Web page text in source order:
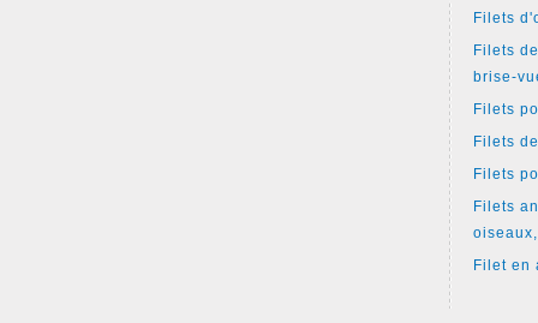
Filets
Filets
brise-
Filets
Filets
Filets
Filets
Filet en